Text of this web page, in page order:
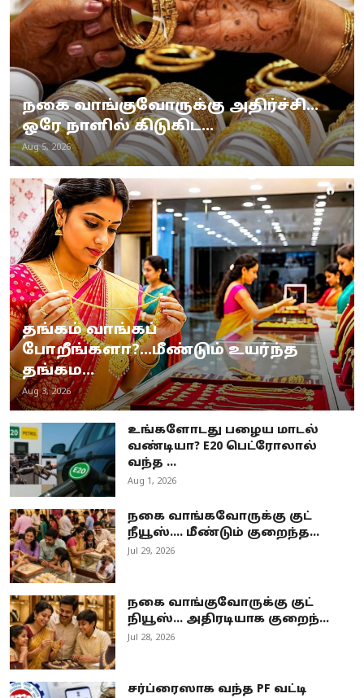
நகை வாங்குவோருக்கு அதிர்ச்சி...
ஒரே நாளில் கிடுகிட...
Aug 5, 2026
தங்கம் வாங்கப்
போறீங்களா?...மீண்டும் உயர்ந்த
தங்கம...
Aug 3, 2026
உங்களோடது பழைய மாடல்
வண்டியா? E20 பெட்ரோலால்
வந்த ...
Aug 1, 2026
நகை வாங்கவோருக்கு குட்
நீயூஸ்.... மீண்டும் குறைந்த...
Jul 29, 2026
நகை வாங்குவோருக்கு குட்
நியூஸ்... அதிரடியாக குறைந்...
Jul 28, 2026
சர்ப்ரைஸாக வந்த PF வட்டி